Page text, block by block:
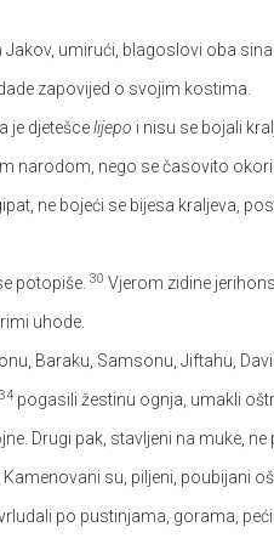
Jakov, umirući, blagoslovi oba
zapovijed o svojim kostima.
je djetešcelijepo i nisu se bojali
narodom, nego se časovito
ne bojeći se bijesa kraljeva,
potopiše. 30 Vjerom zidine
uhode.
Baraku, Samsonu, Jiftahu,
34 pogasili žestinu ognja, umakli
Drugi pak, stavljeni na muke,
Kamenovani su, piljeni, poubijani
po pustinjama, gorama,